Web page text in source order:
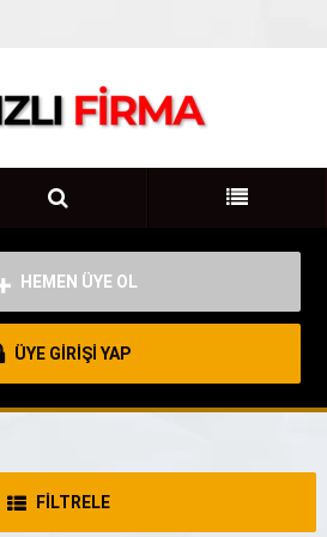
HEMEN ÜYE OL
ÜYE GİRİŞİ YAP
FİLTRELE